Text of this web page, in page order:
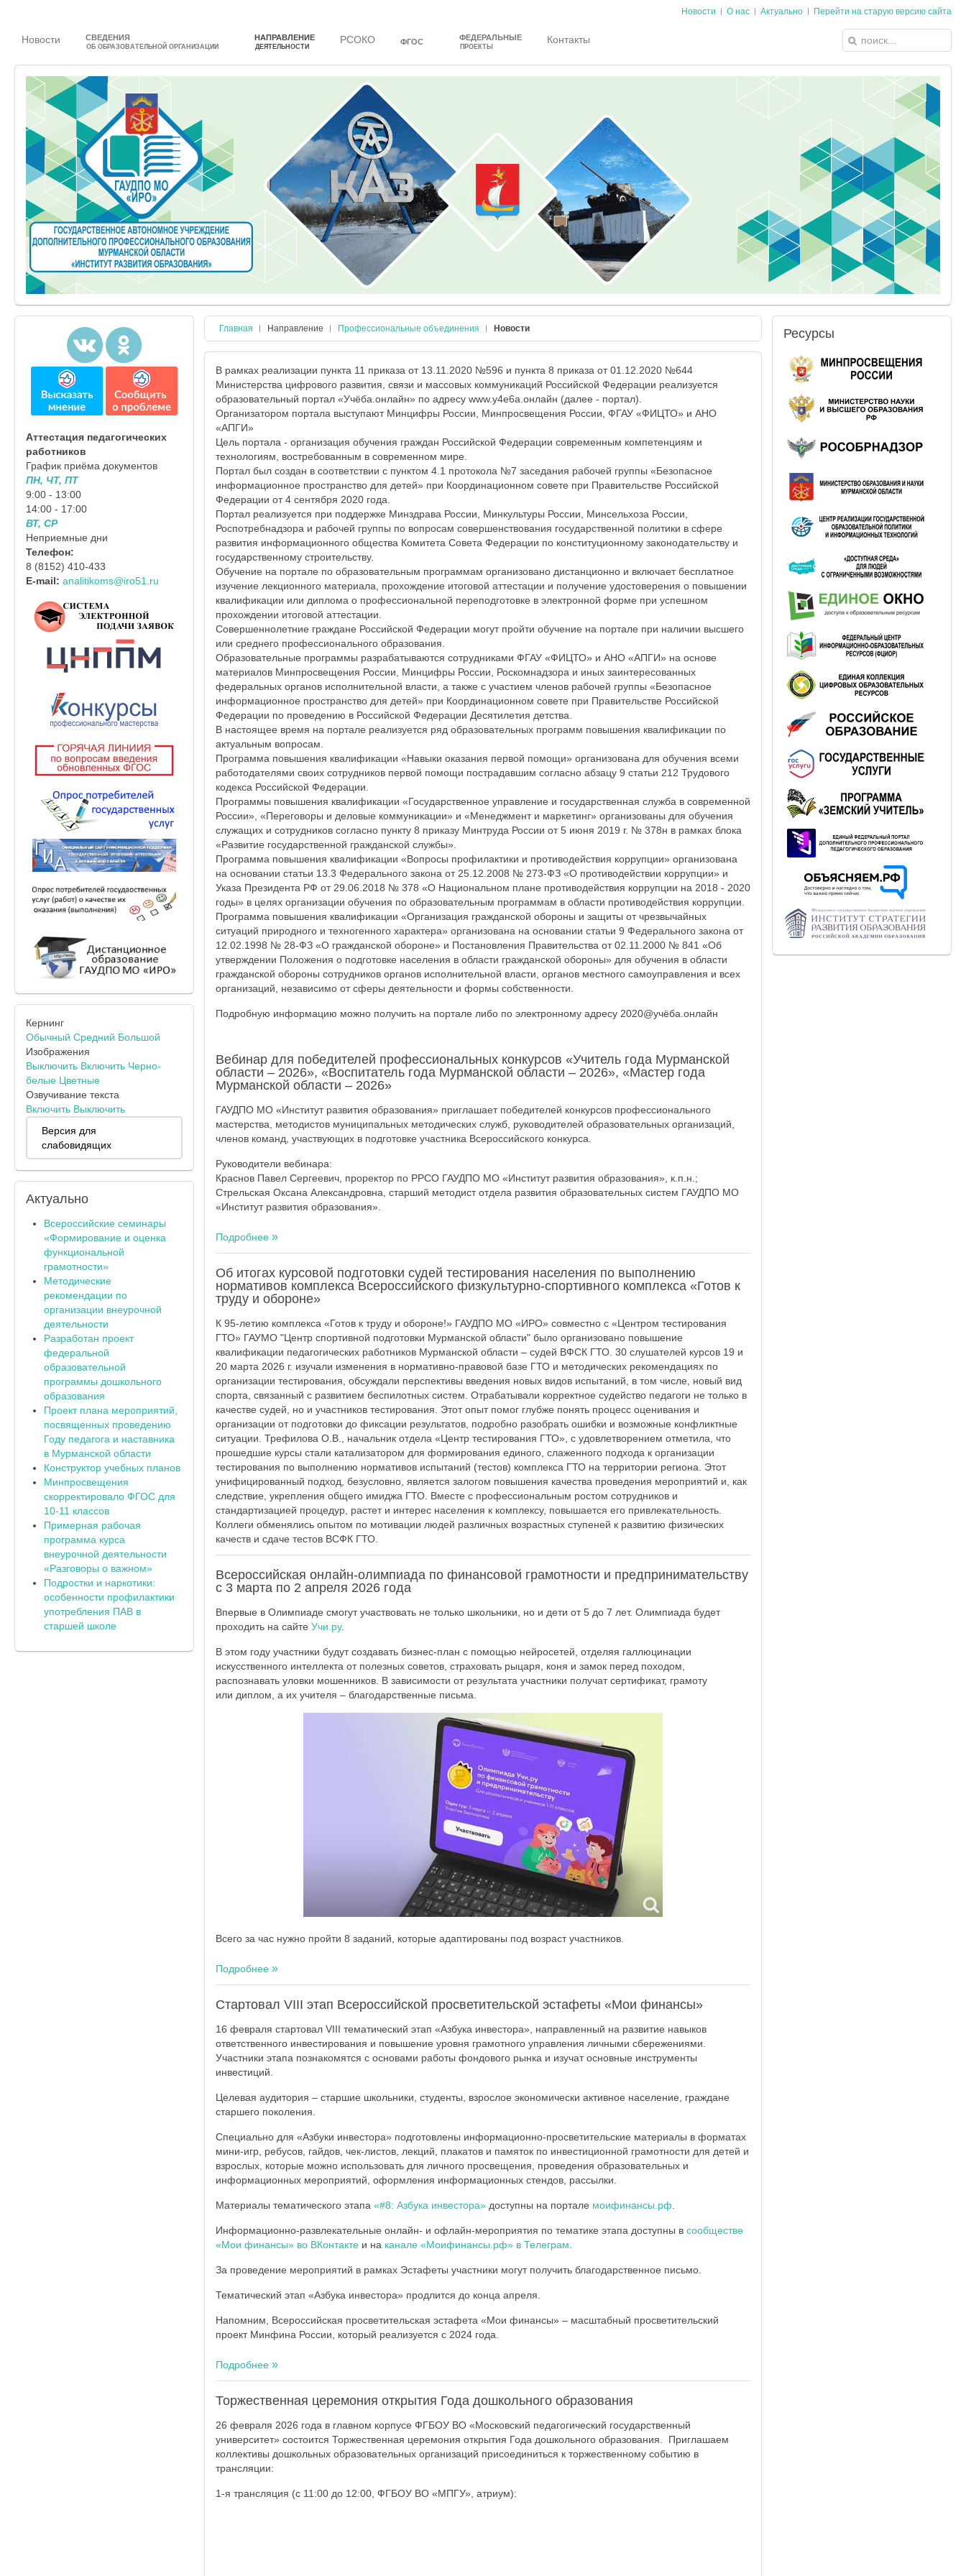
Новости О нас Актуально Перейти на старую версию сайта
Новости СВЕДЕНИЯ
ОБ ОБРАЗОВАТЕЛЬНОЙ ОРГАНИЗАЦИИ
НАПРАВЛЕНИЕ
ДЕЯТЕЛЬНОСТИ
РСОКО ФГОС ФЕДЕРАЛЬНЫЕ
ПРОЕКТЫ
Контакты
Главная Направление Профессиональные объединения Новости
В рамках реализации пункта 11 приказа от 13.11.2020 №596 и пункта 8 приказа от 01.12.2020 №644
Министерства цифрового развития, связи и массовых коммуникаций Российской Федерации реализуется
образовательный портал «Учёба.онлайн» по адресу www.y4e6a.онлайн (далее - портал).
Организатором портала выступают Минцифры России, Минпросвещения России, ФГАУ «ФИЦТО» и АНО
«АПГИ»
Цель портала - организация обучения граждан Российской Федерации современным компетенциям и
технологиям, востребованным в современном мире.
Портал был создан в соответствии с пунктом 4.1 протокола №7 заседания рабочей группы «Безопасное
информационное пространство для детей» при Координационном совете при Правительстве Российской
Федерации от 4 сентября 2020 года.
Портал реализуется при поддержке Минздрава России, Минкультуры России, Минсельхоза России,
Роспотребнадзора и рабочей группы по вопросам совершенствования государственной политики в сфере
развития информационного общества Комитета Совета Федерации по конституционному законодательству и
государственному строительству.
Обучение на портале по образовательным программам организовано дистанционно и включает бесплатное
изучение лекционного материала, прохождение итоговой аттестации и получение удостоверения о повышении
квалификации или диплома о профессиональной переподготовке в электронной форме при успешном
прохождении итоговой аттестации.
Совершеннолетние граждане Российской Федерации могут пройти обучение на портале при наличии высшего
или среднего профессионального образования.
Образовательные программы разрабатываются сотрудниками ФГАУ «ФИЦТО» и АНО «АПГИ» на основе
материалов Минпросвещения России, Минцифры России, Роскомнадзора и иных заинтересованных
федеральных органов исполнительной власти, а также с участием членов рабочей группы «Безопасное
информационное пространство для детей» при Координационном совете при Правительстве Российской
Федерации по проведению в Российской Федерации Десятилетия детства.
В настоящее время на портале реализуется ряд образовательных программ повышения квалификации по
актуальным вопросам.
Программа повышения квалификации «Навыки оказания первой помощи» организована для обучения всеми
работодателями своих сотрудников первой помощи пострадавшим согласно абзацу 9 статьи 212 Трудового
кодекса Российской Федерации.
Программы повышения квалификации «Государственное управление и государственная служба в современной
России», «Переговоры и деловые коммуникации» и «Менеджмент и маркетинг» организованы для обучения
служащих и сотрудников согласно пункту 8 приказу Минтруда России от 5 июня 2019 г. № 378н в рамках блока
«Развитие государственной гражданской службы».
Программа повышения квалификации «Вопросы профилактики и противодействия коррупции» организована
на основании статьи 13.3 Федерального закона от 25.12.2008 № 273-ФЗ «О противодействии коррупции» и
Указа Президента РФ от 29.06.2018 № 378 «О Национальном плане противодействия коррупции на 2018 - 2020
годы» в целях организации обучения по образовательным программам в области противодействия коррупции.
Программа повышения квалификации «Организация гражданской обороны и защиты от чрезвычайных
ситуаций природного и техногенного характера» организована на основании статьи 9 Федерального закона от
12.02.1998 № 28-ФЗ «О гражданской обороне» и Постановления Правительства от 02.11.2000 № 841 «Об
утверждении Положения о подготовке населения в области гражданской обороны» для обучения в области
гражданской обороны сотрудников органов исполнительной власти, органов местного самоуправления и всех
организаций, независимо от сферы деятельности и формы собственности.
Подробную информацию можно получить на портале либо по электронному адресу 2020@учёба.онлайн
Вебинар для победителей профессиональных конкурсов «Учитель года Мурманской
области – 2026», «Воспитатель года Мурманской области – 2026», «Мастер года
Мурманской области – 2026»
ГАУДПО МО «Институт развития образования» приглашает победителей конкурсов профессионального
мастерства, методистов муниципальных методических служб, руководителей образовательных организаций,
членов команд, участвующих в подготовке участника Всероссийского конкурса.
Руководители вебинара:
Краснов Павел Сергеевич, проректор по РРСО ГАУДПО МО «Институт развития образования», к.п.н.;
Стрельская Оксана Александровна, старший методист отдела развития образовательных систем ГАУДПО МО
«Институт развития образования».
Подробнее
Об итогах курсовой подготовки судей тестирования населения по выполнению
нормативов комплекса Всероссийского физкультурно-спортивного комплекса «Готов к
труду и обороне»
К 95-летию комплекса «Готов к труду и обороне!» ГАУДПО МО «ИРО» совместно с «Центром тестирования
ГТО» ГАУМО "Центр спортивной подготовки Мурманской области" было организовано повышение
квалификации педагогических работников Мурманской области – судей ВФСК ГТО. 30 слушателей курсов 19 и
20 марта 2026 г. изучали изменения в нормативно-правовой базе ГТО и методических рекомендациях по
организации тестирования, обсуждали перспективы введения новых видов испытаний, в том числе, новый вид
спорта, связанный с развитием беспилотных систем. Отрабатывали корректное судейство педагоги не только в
качестве судей, но и участников тестирования. Этот опыт помог глубже понять процесс оценивания и
организации от подготовки до фиксации результатов, подробно разобрать ошибки и возможные конфликтные
ситуации. Трефилова О.В., начальник отдела «Центр тестирования ГТО», с удовлетворением отметила, что
прошедшие курсы стали катализатором для формирования единого, слаженного подхода к организации
тестирования по выполнению нормативов испытаний (тестов) комплекса ГТО на территории региона. Этот
унифицированный подход, безусловно, является залогом повышения качества проведения мероприятий и, как
следствие, укрепления общего имиджа ГТО. Вместе с профессиональным ростом сотрудников и
стандартизацией процедур, растет и интерес населения к комплексу, повышается его привлекательность.
Коллеги обменялись опытом по мотивации людей различных возрастных ступеней к развитию физических
качеств и сдаче тестов ВСФК ГТО.
Всероссийская онлайн-олимпиада по финансовой грамотности и предпринимательству
с 3 марта по 2 апреля 2026 года
Впервые в Олимпиаде смогут участвовать не только школьники, но и дети от 5 до 7 лет. Олимпиада будет
проходить на сайте Учи.ру.
В этом году участники будут создавать бизнес-план с помощью нейросетей, отделяя галлюцинации
искусственного интеллекта от полезных советов, страховать рыцаря, коня и замок перед походом,
распознавать уловки мошенников. В зависимости от результата участники получат сертификат, грамоту
или диплом, а их учителя – благодарственные письма.
Всего за час нужно пройти 8 заданий, которые адаптированы под возраст участников.
Подробнее
Стартовал VIII этап Всероссийской просветительской эстафеты «Мои финансы»
16 февраля стартовал VIII тематический этап «Азбука инвестора», направленный на развитие навыков
ответственного инвестирования и повышение уровня грамотного управления личными сбережениями.
Участники этапа познакомятся с основами работы фондового рынка и изучат основные инструменты
инвестиций.
Целевая аудитория – старшие школьники, студенты, взрослое экономически активное население, граждане
старшего поколения.
Специально для «Азбуки инвестора» подготовлены информационно-просветительские материалы в форматах
мини-игр, ребусов, гайдов, чек-листов, лекций, плакатов и памяток по инвестиционной грамотности для детей и
взрослых, которые можно использовать для личного просвещения, проведения образовательных и
информационных мероприятий, оформления информационных стендов, рассылки.
Материалы тематического этапа «#8: Азбука инвестора»доступны на портале моифинансы.рф.
Информационно-развлекательные онлайн- и офлайн-мероприятия по тематике этапа доступны в сообществе
«Мои финансы» во ВКонтактеи на канале «Моифинансы.рф» в Телеграм.
За проведение мероприятий в рамках Эстафеты участники могут получить благодарственное письмо.
Тематический этап «Азбука инвестора» продлится до конца апреля.
Напомним, Всероссийская просветительская эстафета «Мои финансы» – масштабный просветительский
проект Минфина России, который реализуется с 2024 года.
Подробнее
Торжественная церемония открытия Года дошкольного образования
26 февраля 2026 года в главном корпусе ФГБОУ ВО «Московский педагогический государственный
университет» состоится Торжественная церемония открытия Года дошкольного образования. Приглашаем
коллективы дошкольных образовательных организаций присоединиться к торжественному событию в
трансляции:
1-я трансляция (с 11:00 до 12:00, ФГБОУ ВО «МПГУ», атриум):
Аттестация педагогических
работников
График приёма документов
ПН, ЧТ, ПТ
9:00 - 13:00
14:00 - 17:00
ВТ, СР
Неприемные дни
Телефон:
8 (8152) 410-433
E-mail: analitikoms@iro51.ru
Кернинг
Обычный Средний Большой
Изображения
Выключить Включить Черно-
белые Цветные
Озвучивание текста
Включить Выключить
Версия для
слабовидящих
Актуально
Всероссийские семинары
«Формирование и оценка
функциональной
грамотности»
Методические
рекомендации по
организации внеурочной
деятельности
Разработан проект
федеральной
образовательной
программы дошкольного
образования
Проект плана мероприятий,
посвященных проведению
Году педагога и наставника
в Мурманской области
Конструктор учебных планов
Минпросвещения
скорректировало ФГОС для
10-11 классов
Примерная рабочая
программа курса
внеурочной деятельности
«Разговоры о важном»
Подростки и наркотики:
особенности профилактики
употребления ПАВ в
старшей школе
Ресурсы